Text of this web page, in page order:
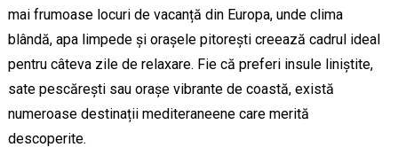
mai frumoase locuri de vacanță din Europa, unde clima
blândă, apa limpede și orașele pitorești creează cadrul ideal
pentru câteva zile de relaxare. Fie că preferi insule liniștite,
sate pescărești sau orașe vibrante de coastă, există
numeroase destinații mediteraneene care merită
descoperite.